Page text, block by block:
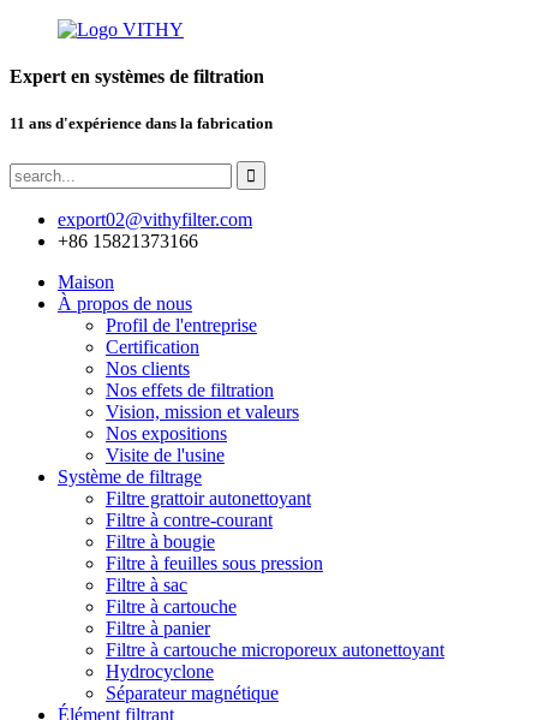
Expert en systèmes de filtration
11 ans d'expérience dans la fabrication
export02@vithyfilter.com
+86 15821373166
Maison
À propos de nous
Profil de l'entreprise
Certification
Nos clients
Nos effets de filtration
Vision, mission et valeurs
Nos expositions
Visite de l'usine
Système de filtrage
Filtre grattoir autonettoyant
Filtre à contre-courant
Filtre à bougie
Filtre à feuilles sous pression
Filtre à sac
Filtre à cartouche
Filtre à panier
Filtre à cartouche microporeux autonettoyant
Hydrocyclone
Séparateur magnétique
Élément filtrant